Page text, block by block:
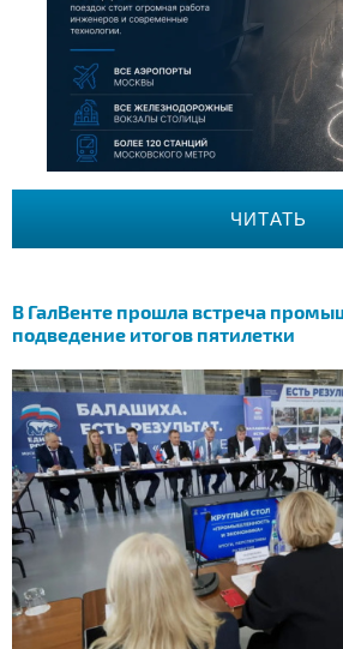
ЧИТАТЬ
В ГалВенте прошла встреча
подведение итогов пятилетки